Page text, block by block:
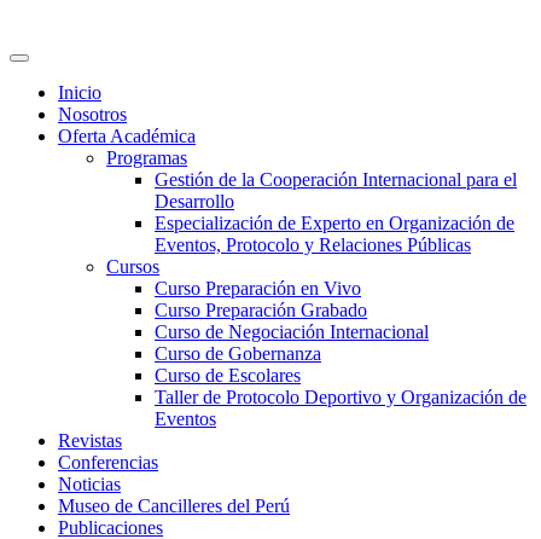
Inicio
Nosotros
Oferta Académica
Programas
Gestión de la Cooperación Internacional para el
Desarrollo
Especialización de Experto en Organización de
Eventos, Protocolo y Relaciones Públicas
Cursos
Curso Preparación en Vivo
Curso Preparación Grabado
Curso de Negociación Internacional
Curso de Gobernanza
Curso de Escolares
Taller de Protocolo Deportivo y Organización de
Eventos
Revistas
Conferencias
Noticias
Museo de Cancilleres del Perú
Publicaciones